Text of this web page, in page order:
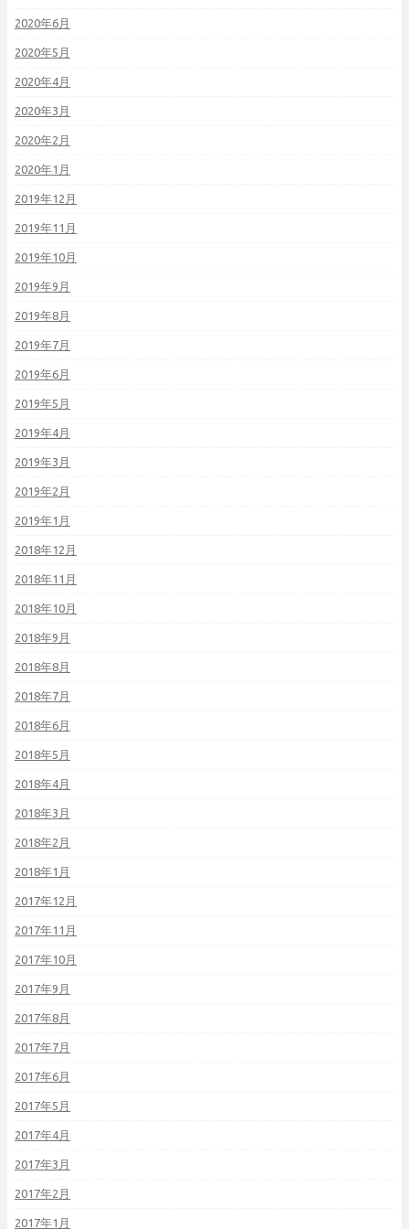
2020年6月
2020年5月
2020年4月
2020年3月
2020年2月
2020年1月
2019年12月
2019年11月
2019年10月
2019年9月
2019年8月
2019年7月
2019年6月
2019年5月
2019年4月
2019年3月
2019年2月
2019年1月
2018年12月
2018年11月
2018年10月
2018年9月
2018年8月
2018年7月
2018年6月
2018年5月
2018年4月
2018年3月
2018年2月
2018年1月
2017年12月
2017年11月
2017年10月
2017年9月
2017年8月
2017年7月
2017年6月
2017年5月
2017年4月
2017年3月
2017年2月
2017年1月